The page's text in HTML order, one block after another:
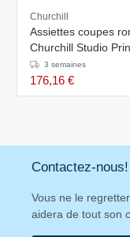
Churchill
Assiettes coupes
Churchill Studio
Blue 182mm (Lot de
3 semaines
176,16 €
Contactez-nous!
Vous ne le
aidera de tout son